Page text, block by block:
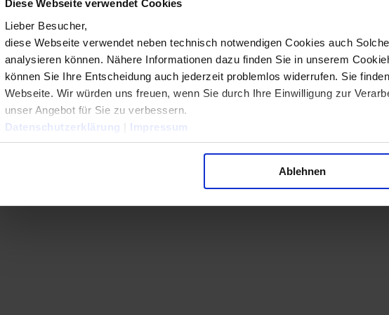
Diese Webseite verwendet Cookies
Lieber Besucher,
diese Webseite verwendet neben technisch notwendigen Cookies auch
analysieren können. Nähere Informationen dazu finden Sie in unserem
können Sie Ihre Entscheidung auch jederzeit problemlos widerrufen. Sie
Webseite. Wir würden uns freuen, wenn Sie durch Ihre Einwilligung zur
unser Angebot für Sie zu verbessern.
Datenschutzerklärung
Impressum
Ablehnen
mit Ihren Daten finden Sie in unserer